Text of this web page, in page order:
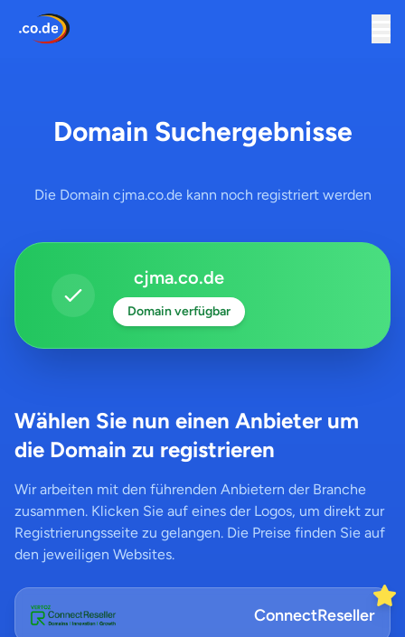
Domain Suchergebnisse
Die Domain cjma.co.de kann noch registriert werden
cjma.co.de
Domain verfügbar
Wählen Sie nun einen Anbieter um
die Domain zu registrieren
Wir arbeiten mit den führenden Anbietern der Branche
zusammen. Klicken Sie auf eines der Logos, um direkt zur
Registrierungsseite zu gelangen. Die Preise finden Sie auf
den jeweiligen Websites.
ConnectReseller